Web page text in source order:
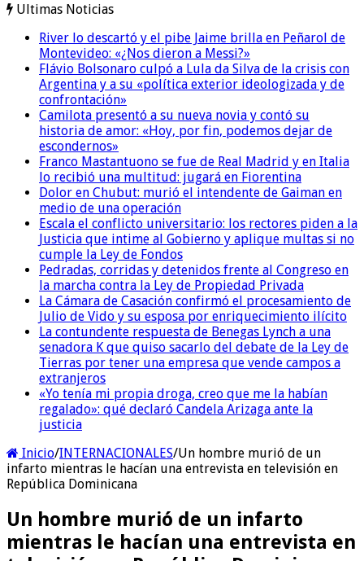
Ultimas Noticias
River lo descartó y el pibe Jaime brilla en Peñarol de
Montevideo: «¿Nos dieron a Messi?»
Flávio Bolsonaro culpó a Lula da Silva de la crisis con
Argentina y a su «política exterior ideologizada y de
confrontación»
Camilota presentó a su nueva novia y contó su
historia de amor: «Hoy, por fin, podemos dejar de
escondernos»
Franco Mastantuono se fue de Real Madrid y en Italia
lo recibió una multitud: jugará en Fiorentina
Dolor en Chubut: murió el intendente de Gaiman en
medio de una operación
Escala el conflicto universitario: los rectores piden a la
Justicia que intime al Gobierno y aplique multas si no
cumple la Ley de Fondos
Pedradas, corridas y detenidos frente al Congreso en
la marcha contra la Ley de Propiedad Privada
La Cámara de Casación confirmó el procesamiento de
Julio de Vido y su esposa por enriquecimiento ilícito
La contundente respuesta de Benegas Lynch a una
senadora K que quiso sacarlo del debate de la Ley de
Tierras por tener una empresa que vende campos a
extranjeros
«Yo tenía mi propia droga, creo que me la habían
regalado»: qué declaró Candela Arizaga ante la
justicia
Inicio/INTERNACIONALES/Un hombre murió de un
infarto mientras le hacían una entrevista en televisión en
República Dominicana
Un hombre murió de un infarto
mientras le hacían una entrevista en